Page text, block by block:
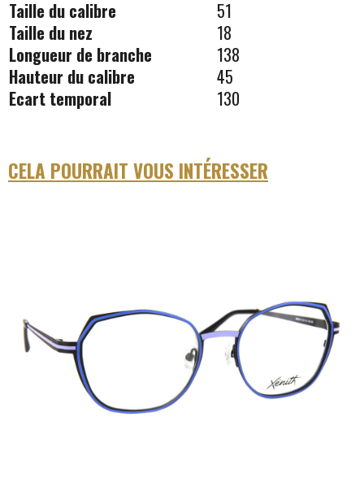
Taille du calibre
51
Taille du nez
18
Longueur de branche
138
Hauteur du calibre
45
Ecart temporal
130
CELA POURRAIT VOUS INTÉRESSER